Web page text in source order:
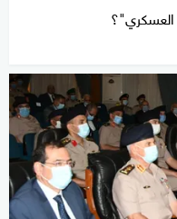
العسكري"؟